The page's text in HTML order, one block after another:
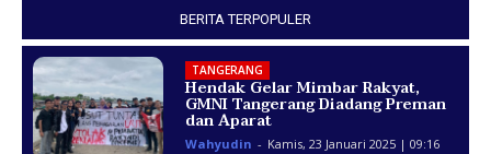
BERITA TERPOPULER
TANGERANG
Hendak Gelar Mimbar Rakyat,
GMNI Tangerang Diadang Preman
dan Aparat
Wahyudin - Kamis, 23 Januari 2025 | 09:16